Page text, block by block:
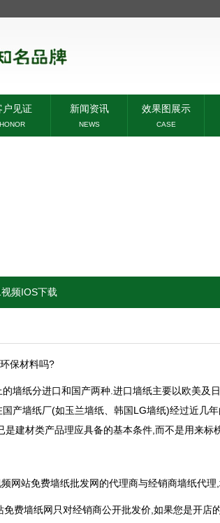
户见证
HONOR
新闻资讯
NEWS
效果图展示
CASE
频IOS下载
环保材料吗?
纸分进口和国产两种.进口墙纸主要以欧美及
在国产墙纸厂(如玉兰墙纸、韩国LG墙纸)经过
是建材类产品理应具备的基本条件,而不是用来标
频网站免费墙纸批发网的代理商与经销商墙纸代理
费墙纸网只对经销商公开批发价,如果您是开店